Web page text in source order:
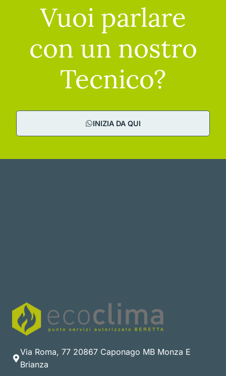
Vuoi parlare
con un nostro
Tecnico?
INIZIA DA QUI
Via Roma, 77 20867 Caponago MB Monza E
Brianza